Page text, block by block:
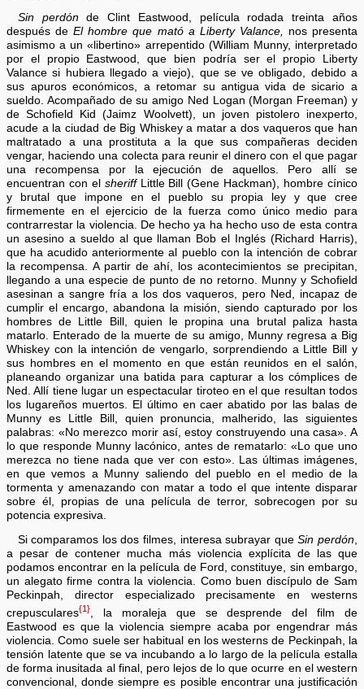
Sin perdónde Clint Eastwood, película rodada treinta años
después deEl hombre que mató a Liberty Valance,
nos presenta
asimismo a un «libertino» arrepentido (William Munny, interpretado
por el propio Eastwood, que bien podría ser el propio Liberty
Valance si hubiera llegado a viejo), que se ve obligado, debido a
sus apuros económicos, a retomar su antigua vida de sicario a
sueldo. Acompañado de su amigo Ned Logan (Morgan Freeman) y
de Schofield Kid (Jaimz Woolvett), un joven pistolero inexperto,
acude a la ciudad de Big Whiskey a matar a dos vaqueros que han
maltratado a una prostituta a la que sus compañeras deciden
vengar, haciendo una colecta para reunir el dinero con el que pagar
una recompensa por la ejecución de aquellos. Pero allí se
encuentran con el sheriffLittle Bill (Gene Hackman), hombre cínico
y brutal que impone en el pueblo su propia ley y que cree
firmemente en el ejercicio de la fuerza como único medio para
contrarrestar la violencia. De hecho ya ha hecho uso de esta contra
un asesino a sueldo al que llaman Bob el Inglés (Richard Harris),
que ha acudido anteriormente al pueblo con la intención de cobrar
la recompensa. A partir de ahí, los acontecimientos se precipitan,
llegando a una especie de punto de no retorno. Munny y Schofield
asesinan a sangre fría a los dos vaqueros, pero Ned, incapaz de
cumplir el encargo, abandona la misión, siendo capturado por los
hombres de Little Bill, quien le propina una brutal paliza hasta
matarlo. Enterado de la muerte de su amigo, Munny regresa a Big
Whiskey con la intención de vengarlo, sorprendiendo a Little Bill y
sus hombres en el momento en que están reunidos en el salón,
planeando organizar una batida para capturar a los cómplices de
Ned. Allí tiene lugar un espectacular tiroteo en el que resultan todos
los lugareños muertos. El último en caer abatido por las balas de
Munny es Little Bill, quien pronuncia, malherido, las siguientes
palabras: «No merezco morir así, estoy construyendo una casa». A
lo que responde Munny lacónico, antes de rematarlo: «Lo que uno
merezca no tiene nada que ver con esto». Las últimas imágenes,
en que vemos a Munny saliendo del pueblo en el medio de la
tormenta y amenazando con matar a todo el que intente disparar
sobre él, propias de una película de terror, sobrecogen por su
potencia expresiva.
Si comparamos los dos filmes, interesa subrayar queSin perdón,
a pesar de contener mucha más violencia explícita de las que
podamos encontrar en la película de Ford, constituye, sin embargo,
un alegato firme contra la violencia. Como buen discípulo de Sam
Peckinpah, director especializado precisamente en westerns
crepusculares{1}
, la moraleja que se desprende del film de
Eastwood es que la violencia siempre acaba por engendrar más
violencia. Como suele ser habitual en los westerns de Peckinpah, la
tensión latente que se va incubando a lo largo de la película estalla
de forma inusitada al final, pero lejos de lo que ocurre en el western
convencional, donde siempre es posible encontrar una justificación